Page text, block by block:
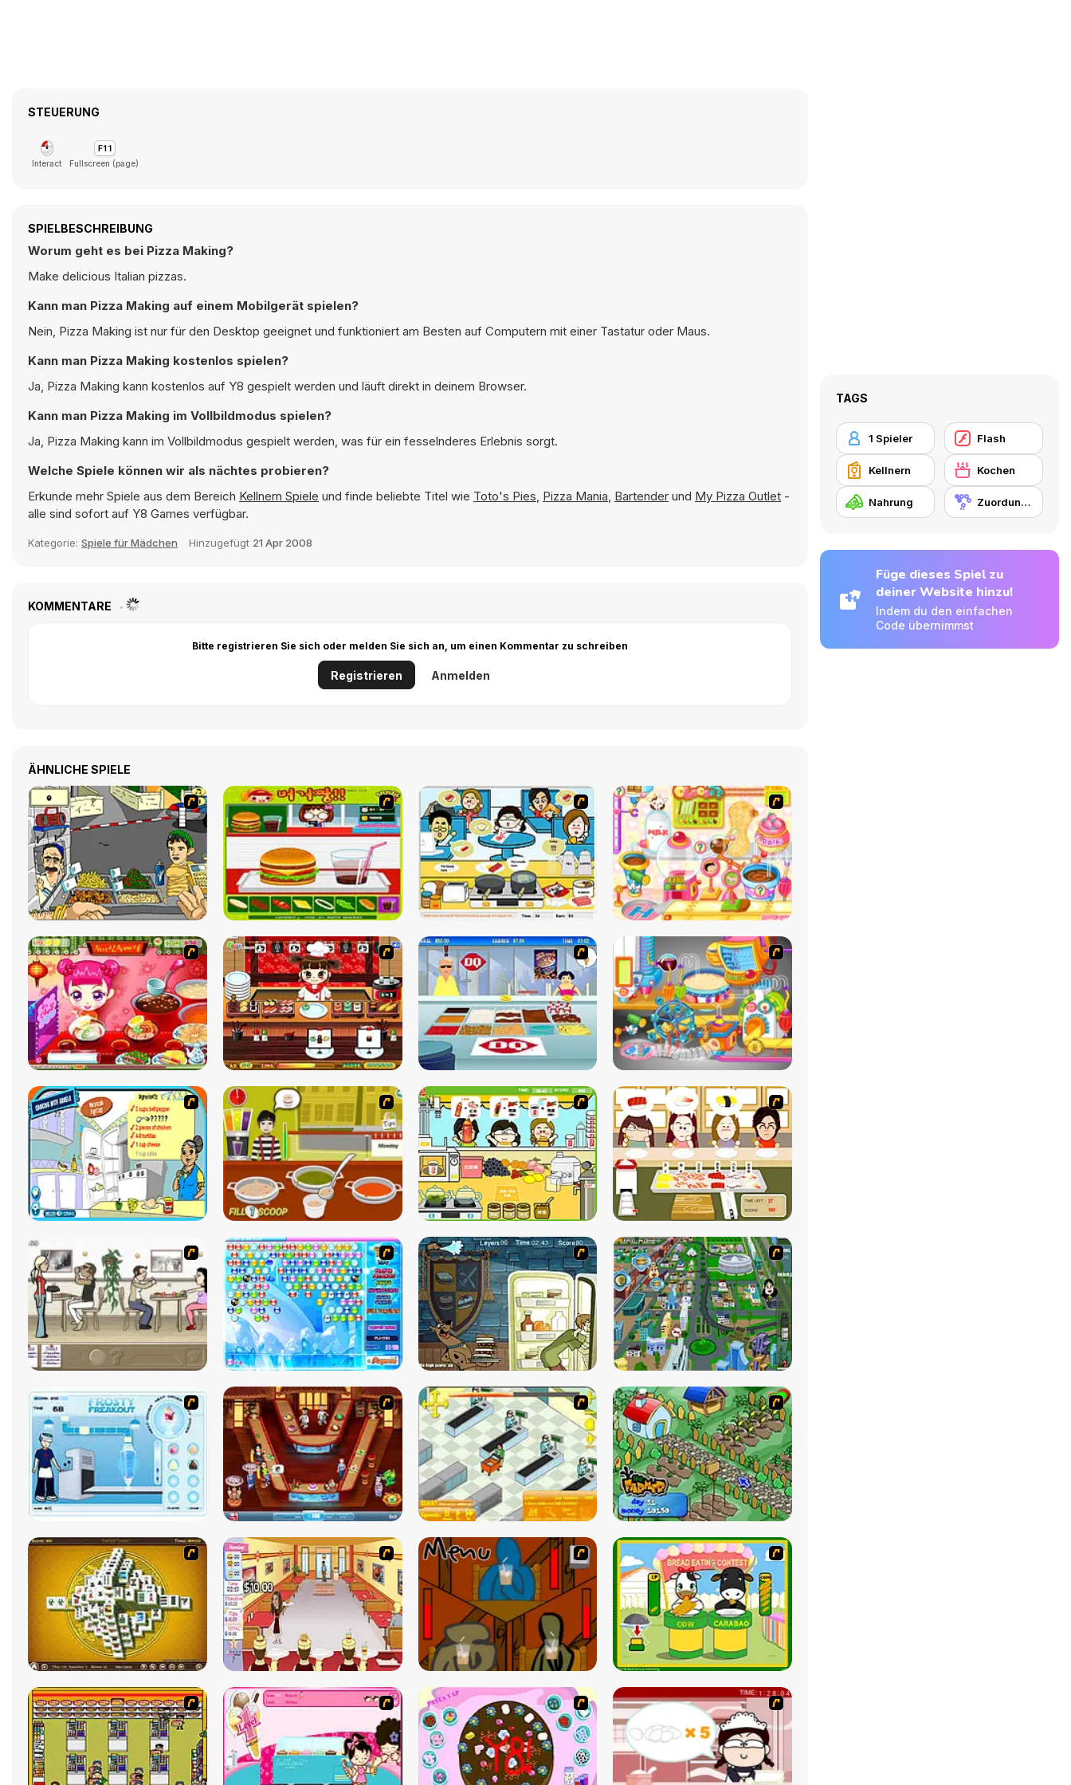
STEUERUNG
Interact Fullscreen (page)
SPIELBESCHREIBUNG
Worum geht es bei Pizza Making?
Make delicious Italian pizzas.
Kann man Pizza Making auf einem Mobilgerät spielen?
Nein, Pizza Making ist nur für den Desktop geeignet und funktioniert am Besten auf Computern mit einer Tastatur oder Maus.
Kann man Pizza Making kostenlos spielen?
Ja, Pizza Making kann kostenlos auf Y8 gespielt werden und läuft direkt in deinem Browser.
Kann man Pizza Making im Vollbildmodus spielen?
Ja, Pizza Making kann im Vollbildmodus gespielt werden, was für ein fesselnderes Erlebnis sorgt.
Welche Spiele können wir als nächtes probieren?
Erkunde mehr Spiele aus dem Bereich Kellnern Spiele und finde beliebte Titel wie Toto's Pies, Pizza Mania, Bartender und My Pizza Outlet -
alle sind sofort auf Y8 Games verfügbar.
Kategorie: Spiele für Mädchen Hinzugefügt 21 Apr 2008
KOMMENTARE
Bitte registrieren Sie sich oder melden Sie sich an, um einen Kommentar zu schreiben
Registrieren Anmelden
ÄHNLICHE SPIELE
TAGS
1 Spieler Flash
Kellnern Kochen
Nahrung Zuordungsspiel
Füge dieses Spiel zu
deiner Website hinzu!
Indem du den einfachen
Code übernimmst